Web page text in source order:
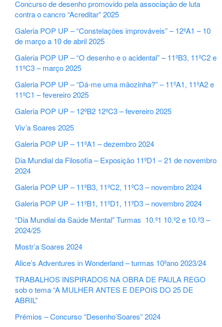
Concurso de desenho promovido pela associação de luta
contra o cancro “Acreditar” 2025
Galeria POP UP – “Constelações improváveis” – 12ºA1 – 10
de março a 10 de abril 2025
Galeria POP UP – “O desenho e o acidental” – 11ºB3, 11ºC2 e
11ºC3 – março 2025
Galeria POP UP – “Dá-me uma mãozinha?” – 11ºA1, 11ºA2 e
11ºC1 – fevereiro 2025
Galeria POP UP – 12ºB2 12ºC3 – fevereiro 2025
Viv’a Soares 2025
Galeria POP UP – 11ºA1 – dezembro 2024
Dia Mundial da Filosofia – Exposição 11ºD1 – 21 de novembro
2024
Galeria POP UP – 11ºB3, 11ºC2, 11ºC3 – novembro 2024
Galeria POP UP – 11ºB1, 11ºD1, 11ºD3 – novembro 2024
“Dia Mundial da Saúde Mental” Turmas 10.º1 10.º2 e 10.º3 –
2024/25
Mostr’a Soares 2024
Alice’s Adventures in Wonderland – turmas 10ºano 2023/24
TRABALHOS INSPIRADOS NA OBRA DE PAULA REGO
sob o tema “A MULHER ANTES E DEPOIS DO 25 DE
ABRIL”
Prémios – Concurso “Desenho’Soares” 2024